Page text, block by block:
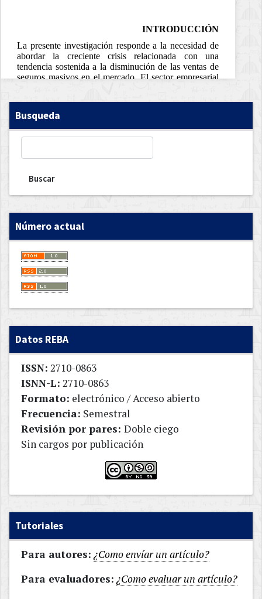
Busqueda
Buscar
Número actual
Datos REBA
ISSN: 2710-0863
ISNN-L: 2710-0863
Formato: electrónico / Acceso abierto
Frecuencia: Semestral
Revisión por pares: Doble ciego
Sin cargos por publicación
Tutoriales
Para autores: ¿Como envíar un artículo?
Para evaluadores: ¿Como evaluar un artículo?